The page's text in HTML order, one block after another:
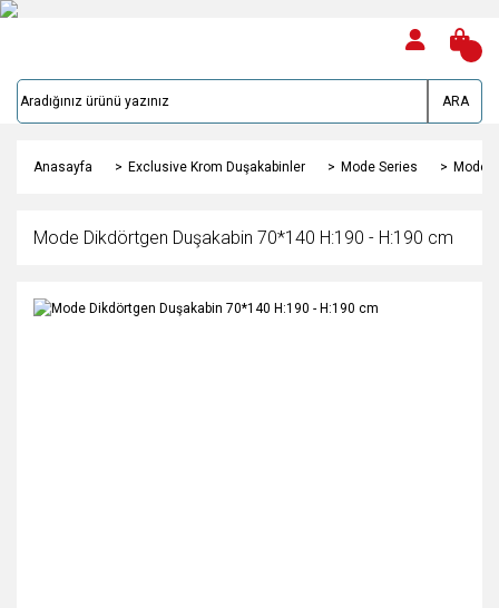
ARA
Anasayfa Exclusive Krom Duşakabinler Mode Series Mode
Mode Dikdörtgen Duşakabin 70*140 H:190 - H:190 cm